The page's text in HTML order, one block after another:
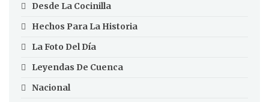
Desde La Cocinilla
Hechos Para La Historia
La Foto Del Día
Leyendas De Cuenca
Nacional